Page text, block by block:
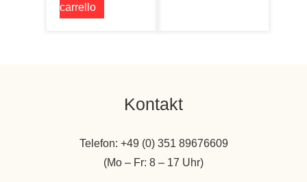
carrello
Kontakt
Telefon: +49 (0) 351 89676609
(Mo – Fr: 8 – 17 Uhr)